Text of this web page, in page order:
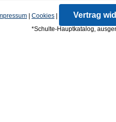
Cookies Vertrag
*Schulte-Hauptkatalog,